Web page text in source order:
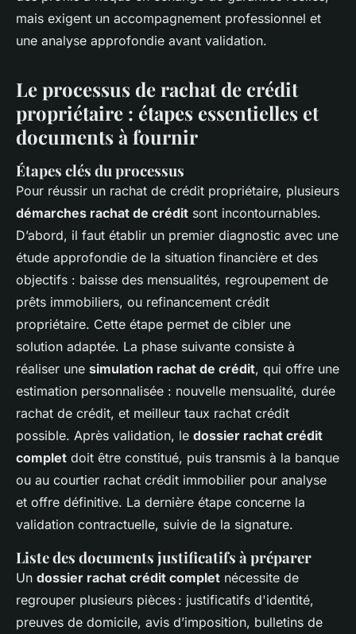
mais exigent un accompagnement professionnel et
une analyse approfondie avant validation.
Le processus de rachat de crédit
propriétaire : étapes essentielles et
documents à fournir
Étapes clés du processus
Pour réussir un rachat de crédit propriétaire, plusieurs
démarches rachat de crédit sont incontournables.
D’abord, il faut établir un premier diagnostic avec une
étude approfondie de la situation financière et des
objectifs : baisse des mensualités, regroupement de
prêts immobiliers, ou refinancement crédit
propriétaire. Cette étape permet de cibler une
solution adaptée. La phase suivante consiste à
réaliser une simulation rachat de crédit, qui offre une
estimation personnalisée : nouvelle mensualité, durée
rachat de crédit, et meilleur taux rachat crédit
possible. Après validation, le dossier rachat crédit
complet doit être constitué, puis transmis à la banque
ou au courtier rachat crédit immobilier pour analyse
et offre définitive. La dernière étape concerne la
validation contractuelle, suivie de la signature.
Liste des documents justificatifs à préparer
Un dossier rachat crédit complet nécessite de
regrouper plusieurs pièces : justificatifs d'identité,
preuves de domicile, avis d’imposition, bulletins de